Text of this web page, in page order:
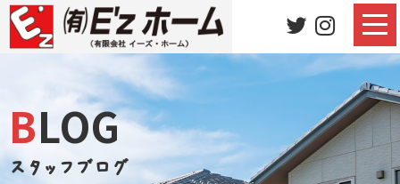
BLOG
スタッフブログ